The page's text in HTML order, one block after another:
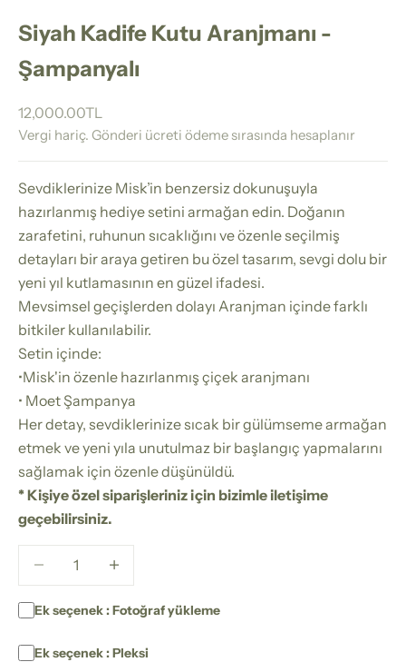
Siyah Kadife Kutu Aranjmanı -
Şampanyalı
İndirimli fiyat
12,000.00TL
Vergi hariç. Gönderi ücreti ödeme sırasında hesaplanır
Sevdiklerinize Misk’in benzersiz dokunuşuyla
hazırlanmış hediye setini armağan edin. Doğanın
zarafetini, ruhunun sıcaklığını ve özenle seçilmiş
detayları bir araya getiren bu özel tasarım, sevgi dolu bir
yeni yıl kutlamasının en güzel ifadesi.
Mevsimsel geçişlerden dolayı Aranjman içinde farklı
bitkiler kullanılabilir.
Setin içinde:
•Misk'in özenle hazırlanmış çiçek aranjmanı
• Moet Şampanya
Her detay, sevdiklerinize sıcak bir gülümseme armağan
etmek ve yeni yıla unutulmaz bir başlangıç yapmalarını
sağlamak için özenle düşünüldü.
* Kişiye özel siparişleriniz için bizimle iletişime
geçebilirsiniz.
Miktarı azalt Miktarı azalt
Ek seçenek : Fotoğraf yükleme
Ek seçenek : Pleksi